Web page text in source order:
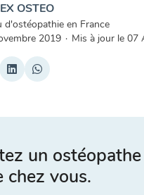
OSTEO
d'ostéopathie en France
2019 · Mis à jour le 07
un
chez vous.